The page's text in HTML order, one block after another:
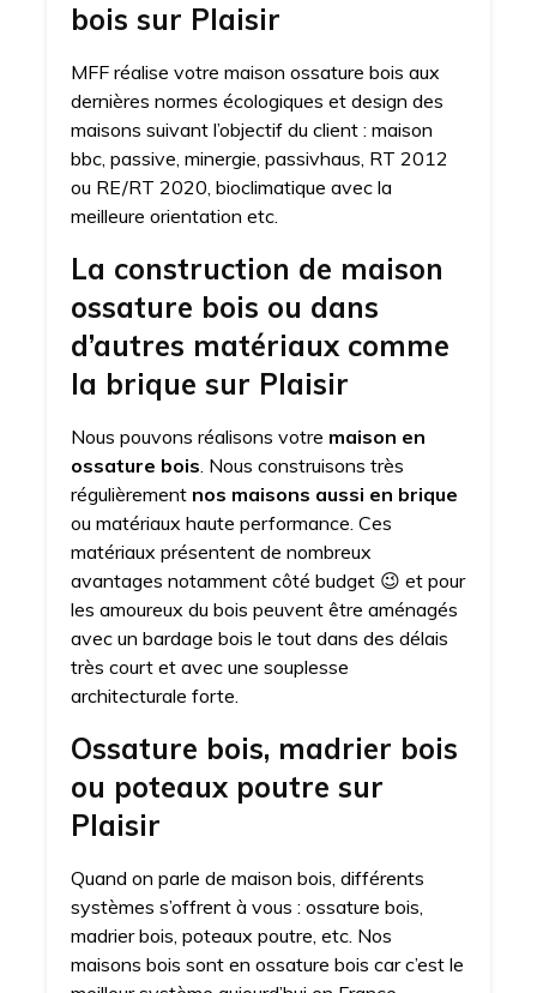
bois sur Plaisir
MFF réalise votre maison ossature bois aux
dernières normes écologiques et design des
maisons suivant l’objectif du client : maison
bbc, passive, minergie, passivhaus, RT 2012
ou RE/RT 2020, bioclimatique avec la
meilleure orientation etc.
La construction de maison
ossature bois ou dans
d’autres matériaux comme
la brique sur Plaisir
Nous pouvons réalisons votre maison en
ossature bois. Nous construisons très
régulièrement nos maisons aussi en brique
ou matériaux haute performance. Ces
matériaux présentent de nombreux
avantages notamment côté budget 😉 et pour
les amoureux du bois peuvent être aménagés
avec un bardage bois le tout dans des délais
très court et avec une souplesse
architecturale forte.
Ossature bois, madrier bois
ou poteaux poutre sur
Plaisir
Quand on parle de maison bois, différents
systèmes s’offrent à vous : ossature bois,
madrier bois, poteaux poutre, etc. Nos
maisons bois sont en ossature bois car c’est le